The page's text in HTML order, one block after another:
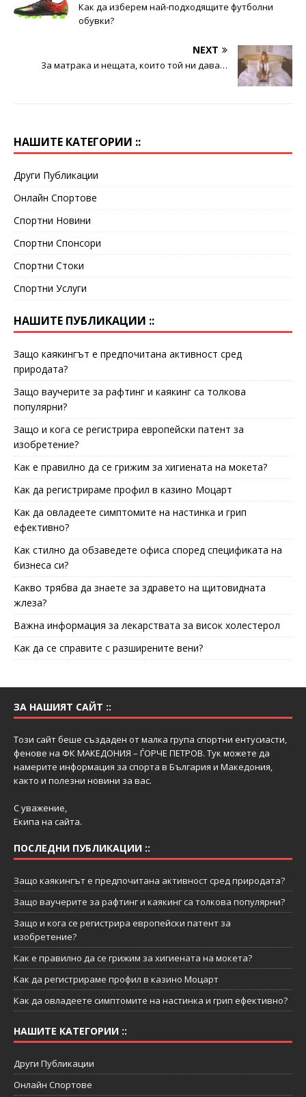
Как да изберем най-подходящите футболни
обувки?
NEXT
За матрака и нещата, които той ни дава…
НАШИТЕ КАТЕГОРИИ ::
Други Публикации
Онлайн Спортове
Спортни Новини
Спортни Спонсори
Спортни Стоки
Спортни Услуги
НАШИТЕ ПУБЛИКАЦИИ ::
Защо каякингът е предпочитана активност сред
природата?
Защо ваучерите за рафтинг и каякинг са толкова
популярни?
Защо и кога се регистрира европейски патент за
изобретение?
Как е правилно да се грижим за хигиената на мокета?
Как да регистрираме профил в казино Моцарт
Как да овладеете симптомите на настинка и грип
ефективно?
Как стилно да обзаведете офиса според спецификата на
бизнеса си?
Какво трябва да знаете за здравето на щитовидната
жлеза?
Важна информация за лекарствата за висок холестерол
Как да се справите с разширените вени?
ЗА НАШИЯТ САЙТ ::
Този сайт беше създаден от малка група спортни ентусиасти,
фенове на ФК МАКЕДОНИЯ – ЃОРЧЕ ПЕТРОВ. Тук можете да
намерите информация за спорта в България и Македония,
както и полезни новини за вас.
С уважение,
Екипа на сайта.
ПОСЛЕДНИ ПУБЛИКАЦИИ ::
Защо каякингът е предпочитана активност сред природата?
Защо ваучерите за рафтинг и каякинг са толкова популярни?
Защо и кога се регистрира европейски патент за
изобретение?
Как е правилно да се грижим за хигиената на мокета?
Как да регистрираме профил в казино Моцарт
Как да овладеете симптомите на настинка и грип ефективно?
НАШИТЕ КАТЕГОРИИ ::
Други Публикации
Онлайн Спортове